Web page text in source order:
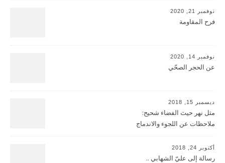
نوفمبر 21, 2020
فرح المقاومة
نوفمبر 14, 2020
عن الحجر الصحّي
ديسمبر 15, 2018
مثل نهر حيث الفضاء شحيح:
ملاحظات عن اللجوء والاندماج
أكتوبر 24, 2018
رسالة إلى عليّ الشهابي ..